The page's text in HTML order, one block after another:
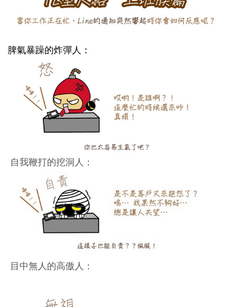
脾氣暴躁的炸彈人：
自我鞭打的挖洞人：
目中無人的高傲人：